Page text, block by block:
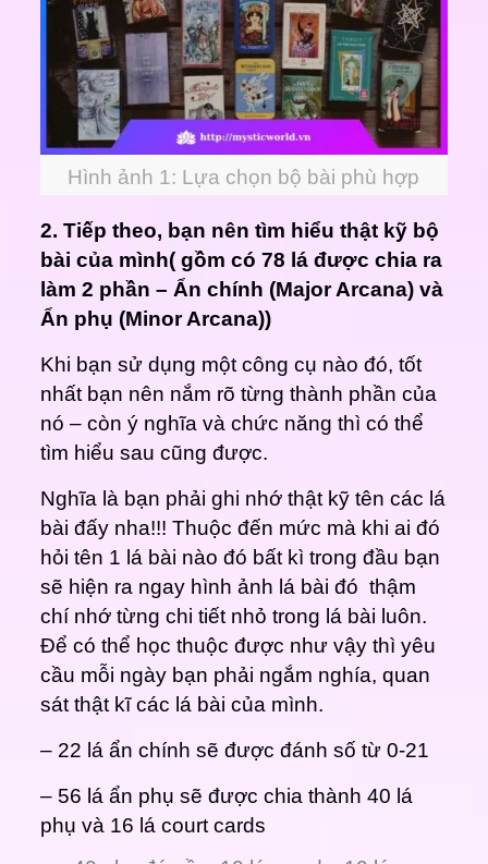
Hình ảnh 1: Lựa chọn bộ bài phù hợp
2. Tiếp theo, bạn nên tìm hiểu thật kỹ bộ
bài của mình( gồm có 78 lá được chia ra
làm 2 phần – Ẩn chính (Major Arcana) và
Ẩn phụ (Minor Arcana))
Khi bạn sử dụng một công cụ nào đó, tốt
nhất bạn nên nắm rõ từng thành phần của
nó – còn ý nghĩa và chức năng thì có thể
tìm hiểu sau cũng được.
Nghĩa là bạn phải ghi nhớ thật kỹ tên các lá
bài đấy nha!!! Thuộc đến mức mà khi ai đó
hỏi tên 1 lá bài nào đó bất kì trong đầu bạn
sẽ hiện ra ngay hình ảnh lá bài đó thậm
chí nhớ từng chi tiết nhỏ trong lá bài luôn.
Để có thể học thuộc được như vậy thì yêu
cầu mỗi ngày bạn phải ngắm nghía, quan
sát thật kĩ các lá bài của mình.
– 22 lá ẩn chính sẽ được đánh số từ 0-21
– 56 lá ẩn phụ sẽ được chia thành 40 lá
phụ và 16 lá court cards